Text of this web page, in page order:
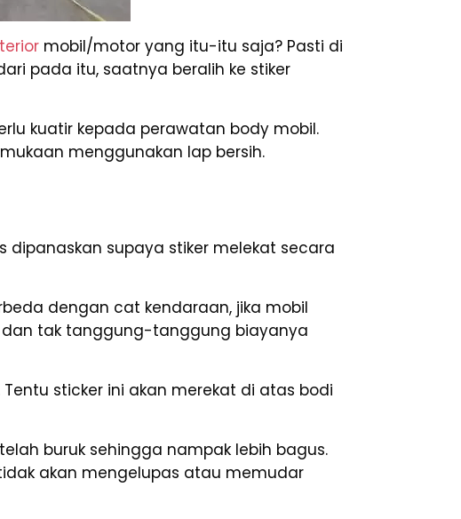
mobil/motor yang itu-itu saja? Pasti di
pada itu, saatnya beralih ke stiker
kuatir kepada perawatan body mobil.
menggunakan lap bersih.
supaya stiker melekat secara
dengan cat kendaraan, jika mobil
tak tanggung-tanggung biayanya
sticker ini akan merekat di atas bodi
buruk sehingga nampak lebih bagus.
akan mengelupas atau memudar